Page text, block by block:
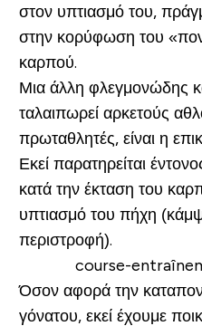
στον υπτιασμό του,
στην κορύφωση του
καρπού.
Μια άλλη φλεγμονώδης
ταλαιπωρεί αρκετούς
πρωταθλητές, είναι η
Εκεί παρατηρείται
κατά την έκταση του
υπτιασμό του πήχη
περιστροφή).
Όσον αφορά την
γόνατου, εκεί έχουμε